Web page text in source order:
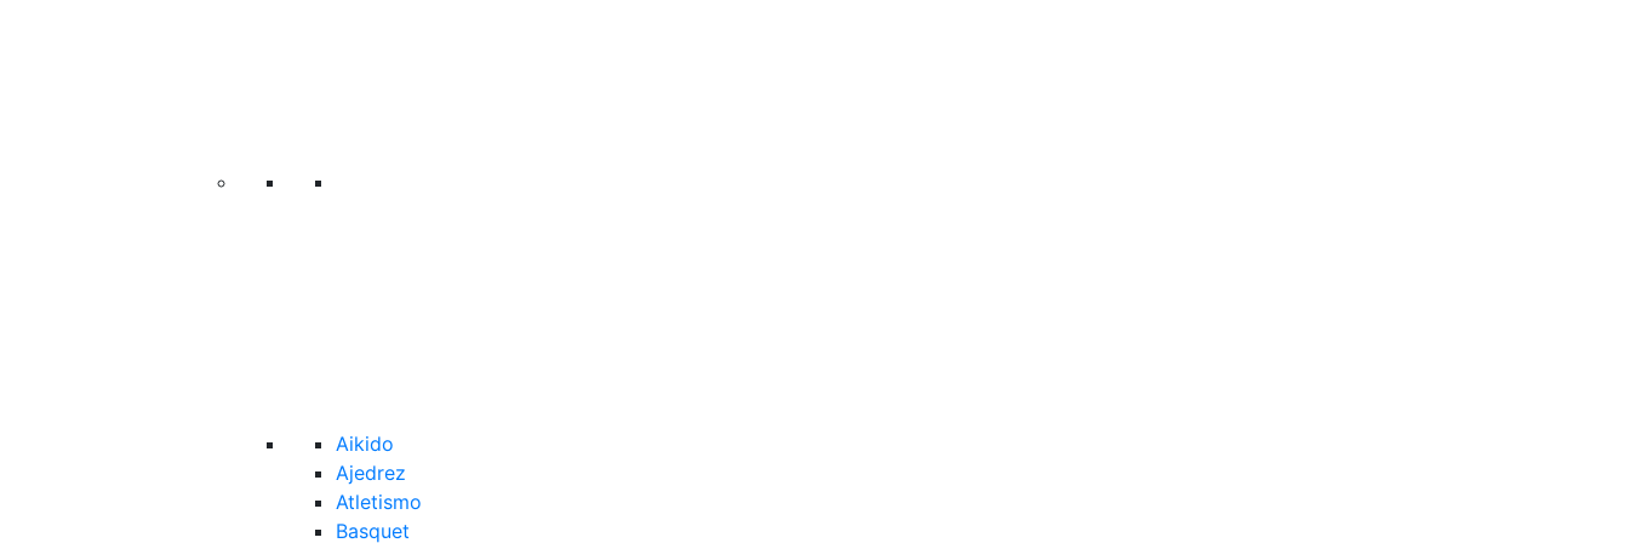
Aikido
Ajedrez
Atletismo
Basquet